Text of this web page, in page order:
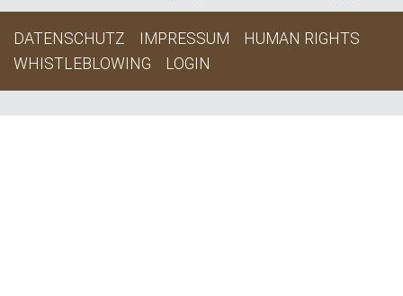
DATENSCHUTZ IMPRESSUM
HUMAN RIGHTS
WHISTLEBLOWING
LOGIN